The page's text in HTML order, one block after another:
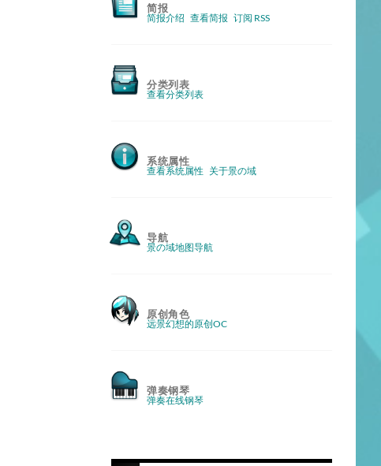
简报
简报介绍 查看简报 订阅 RSS
分类列表
查看分类列表
系统属性
查看系统属性 关于景の域
导航
景の域地图导航
原创角色
远景幻想的原创OC
弹奏钢琴
弹奏在线钢琴